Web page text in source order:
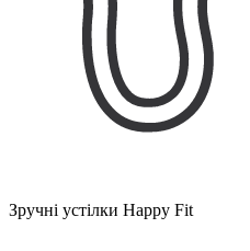
Зручні устілки Happy Fit